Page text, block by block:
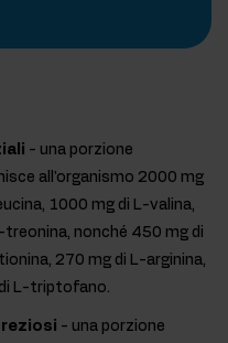
- una porzione
all'organismo 2000 mg
1000 mg di L-valina,
nonché 450 mg di
270 mg di L-arginina,
L-triptofano.
- una porzione